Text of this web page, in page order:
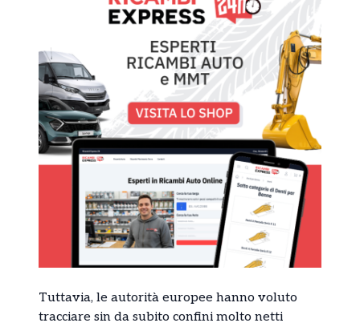
Tuttavia, le autorità europee hanno voluto
tracciare sin da subito confini molto netti